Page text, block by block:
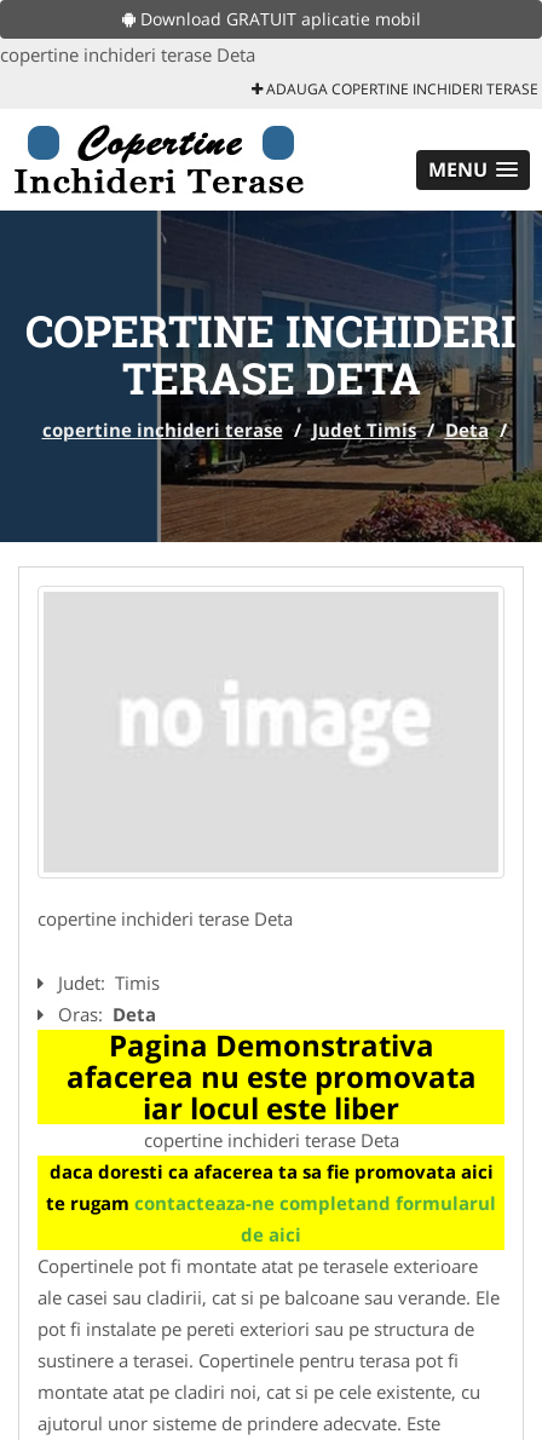
Download GRATUIT aplicatie mobil
copertine inchideri terase Deta
ADAUGA COPERTINE INCHIDERI TERASE
MENU
COPERTINE INCHIDERI
TERASE DETA
copertine inchideri terase / Judet Timis / Deta /
copertine inchideri terase Deta
Judet: Timis
Oras: Deta
Pagina Demonstrativa
afacerea nu este promovata
iar locul este liber
copertine inchideri terase Deta
daca doresti ca afacerea ta sa fie promovata aici
te rugam contacteaza-ne completand formularul
de aici
Copertinele pot fi montate atat pe terasele exterioare
ale casei sau cladirii, cat si pe balcoane sau verande. Ele
pot fi instalate pe pereti exteriori sau pe structura de
sustinere a terasei. Copertinele pentru terasa pot fi
montate atat pe cladiri noi, cat si pe cele existente, cu
ajutorul unor sisteme de prindere adecvate. Este